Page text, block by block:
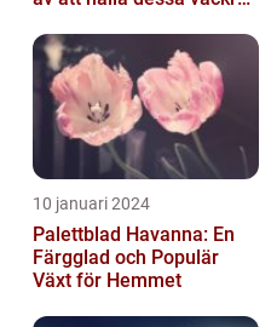
välmående...
10 januari 2024
Palettblad Havanna: En
Färgglad och Populär
Växt för Hemmet